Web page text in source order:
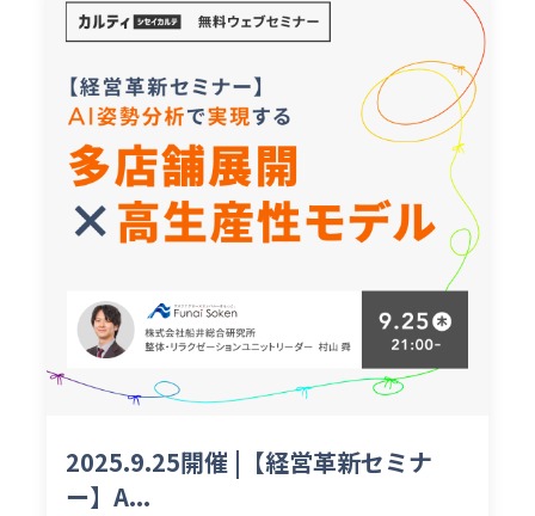
2025.9.25開催 |【経営革新セミナ
ー】A...